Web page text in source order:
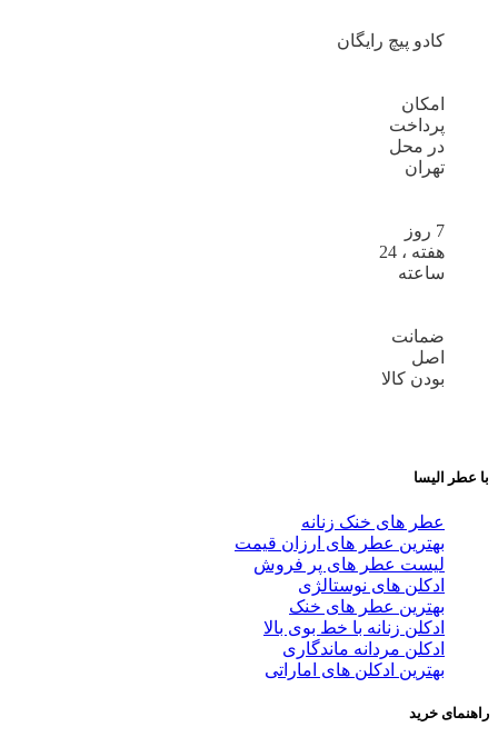
کادو پیچ رایگان
امکان
پرداخت
در محل
تهران
7 روز
هفته ، 24
ساعته
ضمانت
اصل
بودن کالا
با عطر الیسا
عطر های خنک زنانه
بهترین عطر های ارزان قیمت
لیست عطر های پر فروش
ادکلن های نوستالژی
بهترین عطر های خنک
ادکلن زنانه با خط بوی بالا
ادکلن مردانه ماندگاری
بهترین ادکلن های اماراتی
راهنمای خرید